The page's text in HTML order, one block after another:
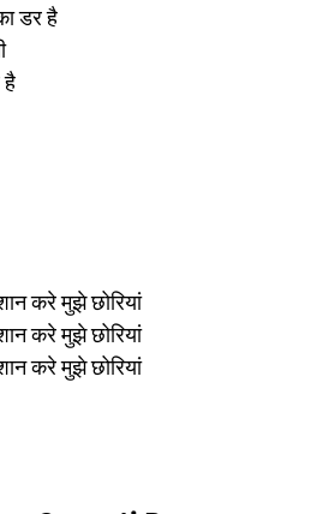
डर है
है
करे मुझे छोरियां
करे मुझे छोरियां
करे मुझे छोरियां